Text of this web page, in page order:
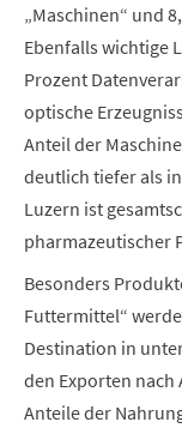
„Maschinen“ und
Ebenfalls wichtige
Prozent
optische
Anteil der
deutlich tiefer als
Luzern ist
pharmazeutischer
Besonders
Futtermittel“
Destination in
den Exporten nach
Anteile der